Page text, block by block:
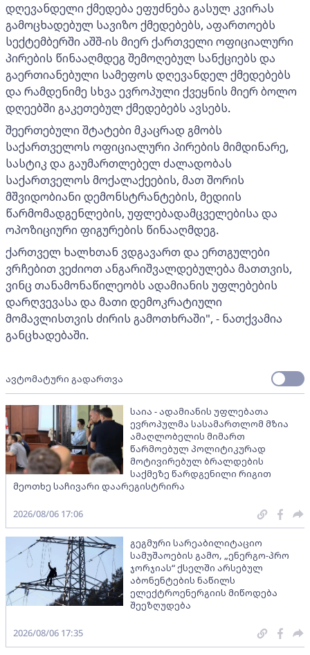
დღევანდელი ქმედება ეფუძნება გასულ კვირას
გამოცხადებულ სავიზო ქმედებებს, აფართოებს
სექტემბერში აშშ-ის მიერ ქართველი ოფიციალური
პირების წინააღმდეგ შემოღებულ სანქციებს და
გაერთიანებული სამეფოს დღევანდელ ქმედებებს
და რამდენიმე სხვა ევროპული ქვეყნის მიერ ბოლო
დღეებში გაკეთებულ ქმედებებს ავსებს.
შეერთებული შტატები მკაცრად გმობს
საქართველოს ოფიციალური პირების მიმდინარე,
სასტიკ და გაუმართლებელ ძალადობას
საქართველოს მოქალაქეების, მათ შორის
მშვიდობიანი დემონსტრანტების, მედიის
წარმომადგენლების, უფლებადამცველებისა და
ოპოზიციური ფიგურების წინააღმდეგ.
ქართველ ხალხთან ვდგავართ და ერთგულები
ვრჩებით ვეძიოთ ანგარიშვალდებულება მათთვის,
ვინც თანამონაწილეობს ადამიანის უფლებების
დარღვევასა და მათი დემოკრატიული
მომავლისთვის ძირის გამოთხრაში", - ნათქვამია
განცხადებაში.
ავტომატური გადართვა
საია - ადამიანის უფლებათა
ევროპულმა სასამართლომ მზია
ამაღლობელის მიმართ
წარმოებულ პოლიტიკურად
მოტივირებულ ბრალდების
საქმეზე წარდგენილი რიგით
მეოთხე საჩივარი დაარეგისტრირა
2026/08/06 17:06
გეგმური სარეაბილიტაციო
სამუშაოების გამო, „ენერგო-პრო
ჯორჯიას“ ქსელში არსებულ
აბონენტების ნაწილს
ელექტროენერგიის მიწოდება
შეეზღუდება
2026/08/06 17:35